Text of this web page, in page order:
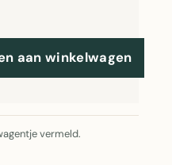
aan winkelwagen
vermeld.